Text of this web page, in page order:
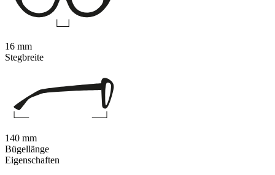
Eigenschaften
16 mm
Stegbreite
140 mm
Bügellänge